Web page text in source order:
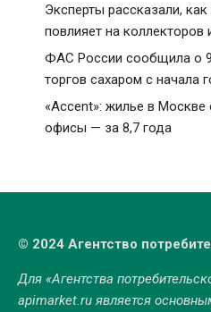
Эксперты рассказали,
повлияет на
ФАС России сообщила о
торгов сахаром с начала
«Accent»: жилье в Москве
офисы — за 8,7 года
© 2024 Агентство
Для «Агентства
apimarket.ruявляется